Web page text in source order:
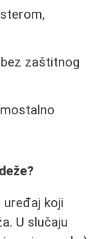
zaštitnog
koji
U slučaju